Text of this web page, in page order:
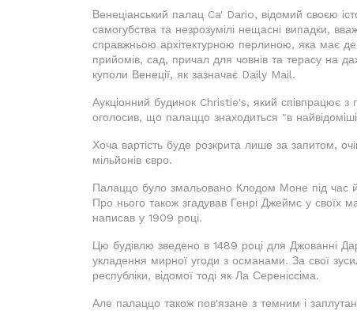
Венеціанський палац Ca' Dario, відомий своєю
самогубства та незрозумілі нещасні випадки,
справжньою архітектурною перлиною, яка має
прийомів, сад, причал для човнів та терасу на
куполи Венеції, як зазначає Daily Mail.
Аукціонний будинок Christie's, який співпрацює
оголосив, що палаццо знаходиться "в
Хоча вартість буде розкрита лише за запитом,
мільйонів євро.
Палаццо було змальовано Клодом Моне під час
Про нього також згадував Генрі Джеймс у своїх
написав у 1909 році.
Цю будівлю зведено в 1489 році для Джованні
укладення мирної угоди з османами. За свої
республіки, відомої тоді як Ла Сереніссіма.
Але палаццо також пов'язане з темним і